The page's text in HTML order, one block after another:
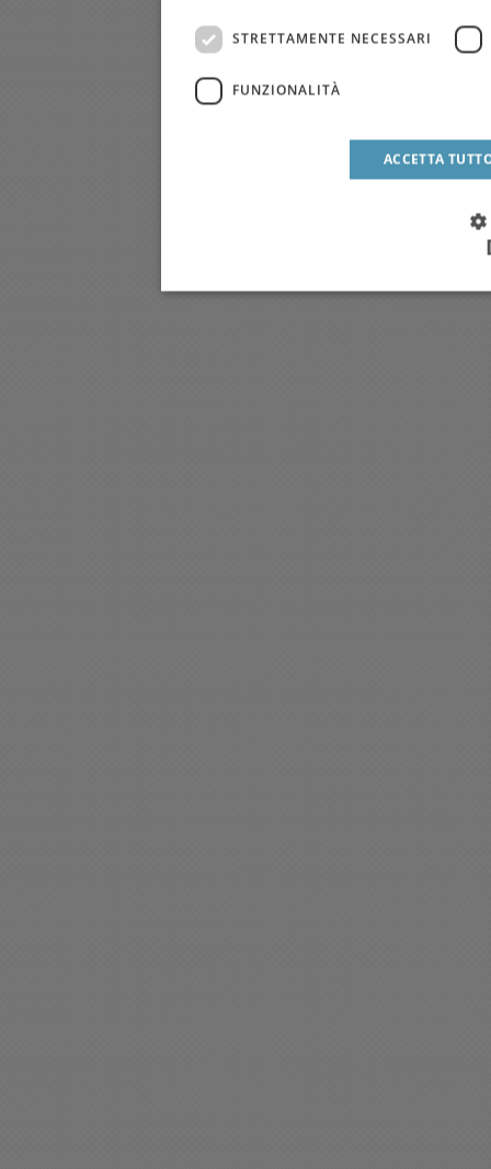
STRETTAMENTE NECESSARI
FUNZIONALITÀ
ACCETTA